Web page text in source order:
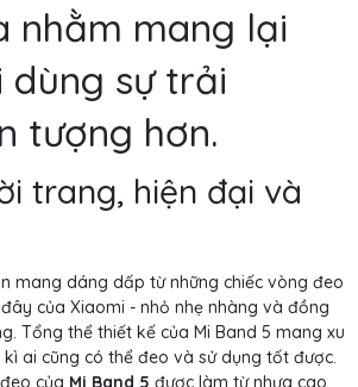
nhằm mang lại
dùng sự trải
tượng hơn.
trang, hiện đại và
mang dáng dấp từ những chiếc vòng đeo
của Xiaomi - nhỏ nhẹ nhàng và đồng
Tổng thể thiết kế của Mi Band 5 mang xu
ai cũng có thể đeo và sử dụng tốt được.
của Mi Band 5 được làm từ nhựa cao